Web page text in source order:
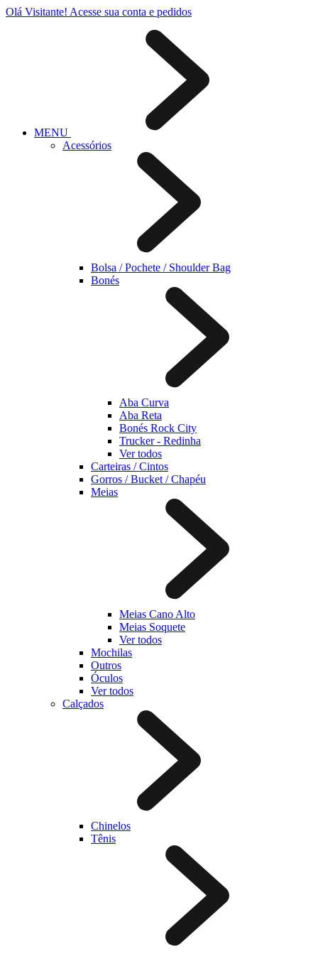
Olá Visitante! Acesse sua conta e pedidos
MENU
Acessórios
Bolsa / Pochete / Shoulder Bag
Bonés
Aba Curva
Aba Reta
Bonés Rock City
Trucker - Redinha
Ver todos
Carteiras / Cintos
Gorros / Bucket / Chapéu
Meias
Meias Cano Alto
Meias Soquete
Ver todos
Mochilas
Outros
Óculos
Ver todos
Calçados
Chinelos
Tênis